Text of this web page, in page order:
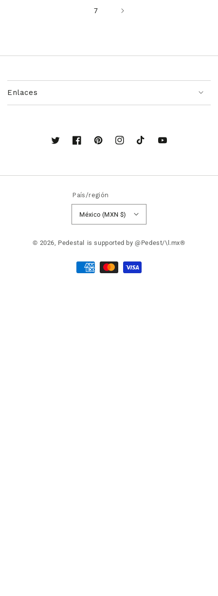
7
Enlaces
TwitterFacebookPinterestInstagramTikTok YouTube
País/región
México (MXN $)
© 2026, Pedestal is supported by @Pedest/\l.mx®
Formas
de